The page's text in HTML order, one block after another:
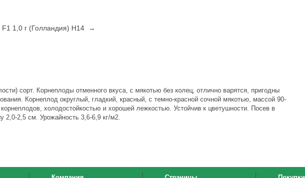
F1 1,0 г (Голландия) Н14 →
сорт. Корнеплоды отменного вкуса, с мякотью без колец, отлично варятся, пригодны
Корнеплод округлый, гладкий, красный, с темно-красной сочной мякотью, массой 90-
холодостойкостью и хорошей лежкостью. Устойчив к цветушности. Посев в
2,0-2,5 см. Урожайность 3,6-6,9 кг/м2.